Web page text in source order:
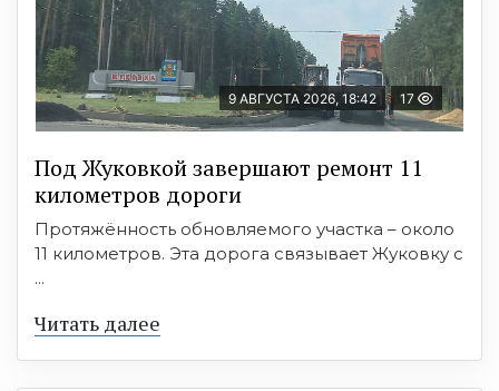
9 АВГУСТА 2026, 18:42 17
Под Жуковкой завершают ремонт 11
километров дороги
Протяжённость обновляемого участка – около
11 километров. Эта дорога связывает Жуковку с
...
Читать далее